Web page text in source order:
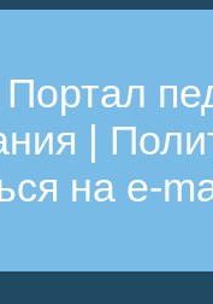
Портал
|
на e-